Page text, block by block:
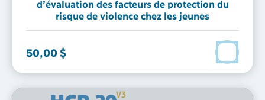
d’évaluation des facteurs de protection du
risque de violence chez les jeunes
50,00 $